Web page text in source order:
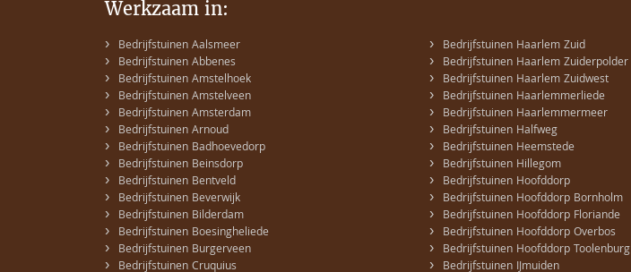
Werkzaam in:
› Bedrijfstuinen Aalsmeer
› Bedrijfstuinen Abbenes
› Bedrijfstuinen Amstelhoek
› Bedrijfstuinen Amstelveen
› Bedrijfstuinen Amsterdam
› Bedrijfstuinen Arnoud
› Bedrijfstuinen Badhoevedorp
› Bedrijfstuinen Beinsdorp
› Bedrijfstuinen Bentveld
› Bedrijfstuinen Beverwijk
› Bedrijfstuinen Bilderdam
› Bedrijfstuinen Boesingheliede
› Bedrijfstuinen Burgerveen
› Bedrijfstuinen Cruquius
› Bedrijfstuinen Haarlem Zuid
› Bedrijfstuinen Haarlem Zuiderpolder
› Bedrijfstuinen Haarlem Zuidwest
› Bedrijfstuinen Haarlemmerliede
› Bedrijfstuinen Haarlemmermeer
› Bedrijfstuinen Halfweg
› Bedrijfstuinen Heemstede
› Bedrijfstuinen Hillegom
› Bedrijfstuinen Hoofddorp
› Bedrijfstuinen Hoofddorp Bornholm
› Bedrijfstuinen Hoofddorp Floriande
› Bedrijfstuinen Hoofddorp Overbos
› Bedrijfstuinen Hoofddorp Toolenburg
› Bedrijfstuinen IJmuiden